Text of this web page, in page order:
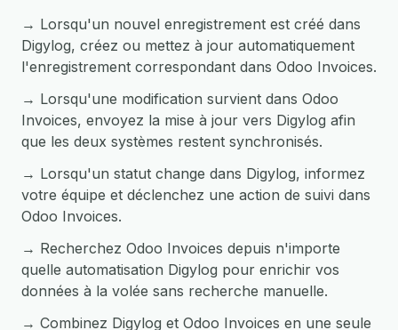
→ Lorsqu'un nouvel enregistrement est créé dans
Digylog, créez ou mettez à jour automatiquement
l'enregistrement correspondant dans Odoo Invoices.
→ Lorsqu'une modification survient dans Odoo
Invoices, envoyez la mise à jour vers Digylog afin
que les deux systèmes restent synchronisés.
→ Lorsqu'un statut change dans Digylog, informez
votre équipe et déclenchez une action de suivi dans
Odoo Invoices.
→ Recherchez Odoo Invoices depuis n'importe
quelle automatisation Digylog pour enrichir vos
données à la volée sans recherche manuelle.
→ Combinez Digylog et Odoo Invoices en une seule